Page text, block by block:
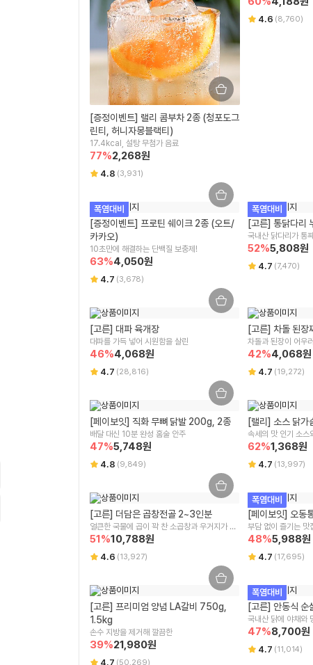
[증정이벤트] 랠리 콤부차 2종 (청포도그
린티, 허니자몽블랙티)
17.4kcal, 설탕 무첨가 음료
77%2,268원
4.8 (3,931)
4.6 (8,760)
폭염대비
[증정이벤트] 프로틴 쉐이크 2종 (오트/
카카오)
63%4,050원
4.7 (3,678)
폭염대비
[고른] 통닭다리
국내산 닭다리가 통
52%5,808원
4.7 (7,470)
[고른] 대파 육개장
대파를 가득 넣어 시원함을 살린
46%4,068원
4.7 (28,816)
[고른] 차돌 된장
차돌과 된장이 어우
42%4,068원
4.7 (19,272)
[페이보잇] 직화 무뼈 닭발 200g, 2종
배달 대신 10분 완성 홈술 안주
47%5,748원
4.8 (9,849)
[랠리] 소스 닭가
속세의 맛 인기 소스
62%1,368원
4.7 (13,997)
[고른] 더담은 곱창전골 2~3인분
얼큰한 국물에 곱이 꽉 찬 소곱창과 우거지가 가
득!
51%10,788원
4.6 (13,927)
폭염대비
[페이보잇] 오동
부담 없이 즐기는 맛
48%5,988원
4.7 (17,695)
[고른] 프리미엄 양념 LA갈비 750g,
1.5kg
손수 지방을 제거해 깔끔한
39%21,980원
4.7 (50,269)
폭염대비
[고른] 안동식 순
국내산 닭에 야채와
47%8,700원
4.7 (11,014)